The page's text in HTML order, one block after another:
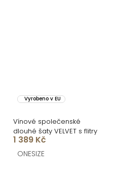
Vyrobeno v EU
Vínové společenské
dlouhé šaty VELVET s flitry
1 389 Kč
ONESIZE